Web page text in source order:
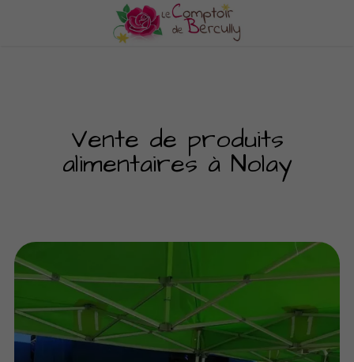
Vente de produits
alimentaires à Nolay